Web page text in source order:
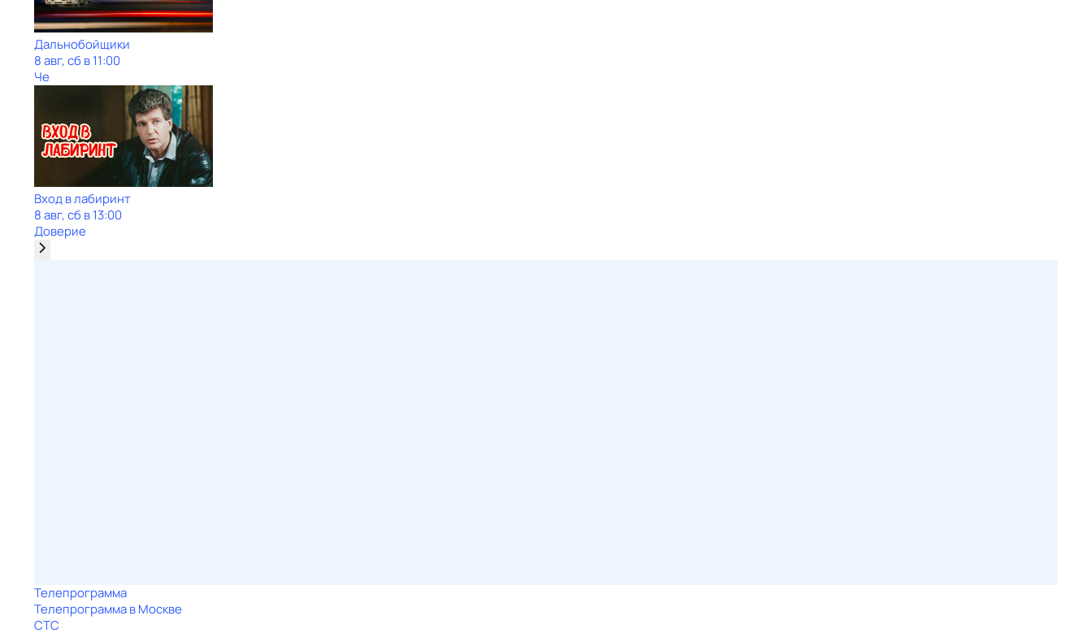
Дальнобойщики
8 авг, сб в 11:00
Че
Вход в лабиринт
8 авг, сб в 13:00
Доверие
Телепрограмма
Телепрограмма в Москве
СТС